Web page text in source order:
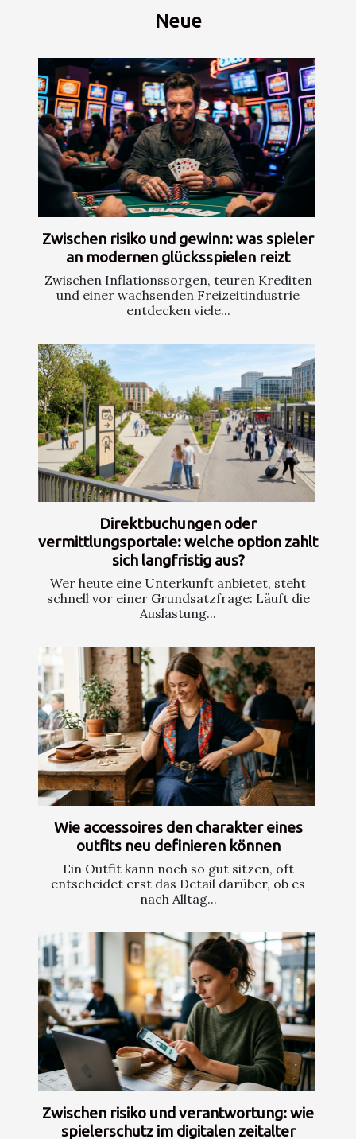
Neue
Zwischen risiko und gewinn: was spieler
an modernen glücksspielen reizt
Zwischen Inflationssorgen, teuren Krediten
und einer wachsenden Freizeitindustrie
entdecken viele...
Direktbuchungen oder
vermittlungsportale: welche option zahlt
sich langfristig aus?
Wer heute eine Unterkunft anbietet, steht
schnell vor einer Grundsatzfrage: Läuft die
Auslastung...
Wie accessoires den charakter eines
outfits neu definieren können
Ein Outfit kann noch so gut sitzen, oft
entscheidet erst das Detail darüber, ob es
nach Alltag...
Zwischen risiko und verantwortung: wie
spielerschutz im digitalen zeitalter